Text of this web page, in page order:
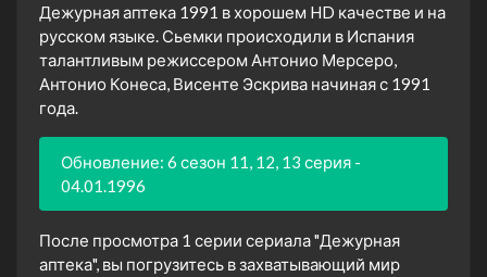
Дежурная аптека 1991 в хорошем HD качестве и на
русском языке. Сьемки происходили в Испания
талантливым режиссером Антонио Мерсеро,
Антонио Конеса, Висенте Эскрива начиная с 1991
года.
Обновление: 6 сезон 11, 12, 13 серия -
04.01.1996
После просмотра 1 серии сериала "Дежурная
аптека", вы погрузитесь в захватывающий мир